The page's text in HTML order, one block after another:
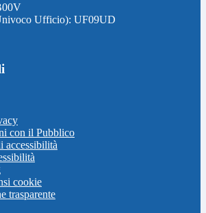
Ufficio): UF09UD
con il Pubblico
accessibilità
cookie
trasparente